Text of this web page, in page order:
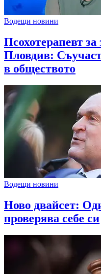
Водещи новини
Псохотерапевт
Пловдив:
в обществото
Водещи новини
Ново двайсет:
проверява себе си